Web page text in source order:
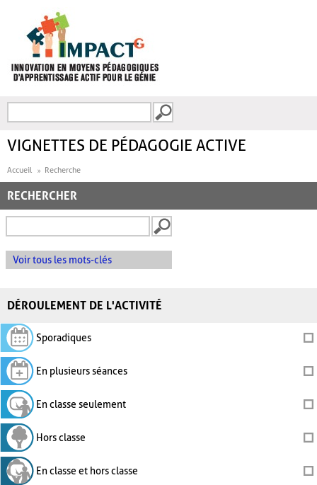
FORMULAIRE DE
VIGNETTES DE PÉDAGOGIE ACTIVE
Accueil Recherche
RECHERCHER
Voir tous les mots-clés
DÉROULEMENT DE L'ACTIVITÉ
Sporadiques
En plusieurs séances
En classe seulement
Hors classe
En classe et hors classe